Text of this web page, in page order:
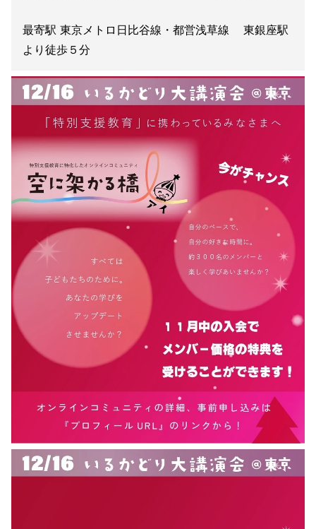
最寄駅 東京メトロ日比谷線・都営浅草線 東銀座駅
より徒歩５分